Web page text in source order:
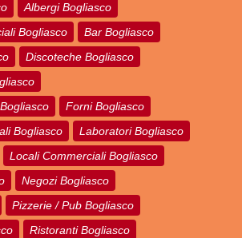
Albergi Bogliasco
Bogliasco
Bar Bogliasco
Discoteche Bogliasco
Forni Bogliasco
Bogliasco
Laboratori Bogliasco
Locali Commerciali Bogliasco
Negozi Bogliasco
Pizzerie / Pub Bogliasco
Ristoranti Bogliasco